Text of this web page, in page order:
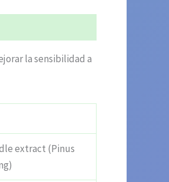
la sensibilidad a
extract (Pinus